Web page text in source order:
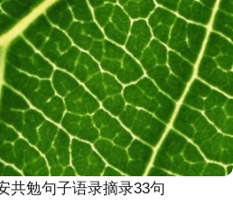
共勉句子语录摘录33句